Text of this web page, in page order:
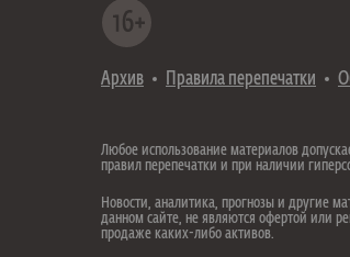
Архив Правила перепечатки
Любое использование материалов
правил перепечатки и при наличии
Новости, аналитика, прогнозы и другие
данном сайте, не являются офертой или
продаже каких-либо активов.